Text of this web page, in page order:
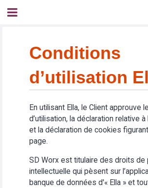
Conditions
d’utilisation
En utilisant Ella, le Client approuve
d’utilisation, la déclaration relative
et la déclaration de cookies
page.
SD Worx est titulaire des droits de
intellectuelle qui pèsent sur
banque de données d'« Ella » et